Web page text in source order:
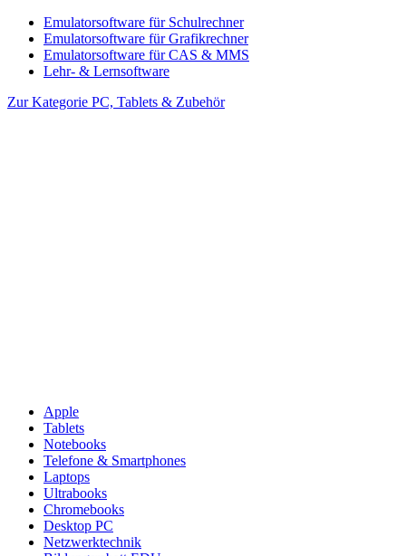
Emulatorsoftware für Schulrechner
Emulatorsoftware für Grafikrechner
Emulatorsoftware für CAS & MMS
Lehr- & Lernsoftware
Zur Kategorie PC, Tablets & Zubehör
Apple
Tablets
Notebooks
Telefone & Smartphones
Laptops
Ultrabooks
Chromebooks
Desktop PC
Netzwerktechnik